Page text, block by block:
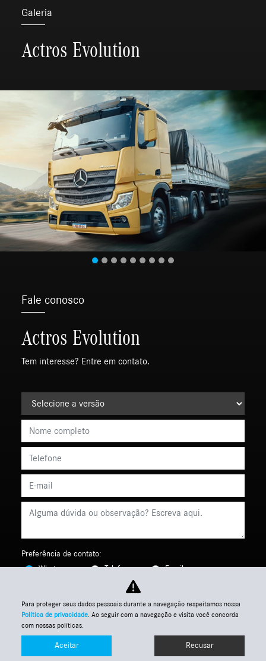
Galeria
Actros Evolution
Fale conosco
Actros Evolution
Tem interesse? Entre em contato.
Preferência de contato:
Whatsapp
Telefone Email
Política de Termos de Uso e de Privacidade.
Enviar
Entre em contato WhatsApp
Para proteger seus dados pessoais durante a navegação respeitamos nossa
Política de privacidade . Ao seguir com a navegação e visita você concorda
com nossas políticas.
Aceitar Recusar